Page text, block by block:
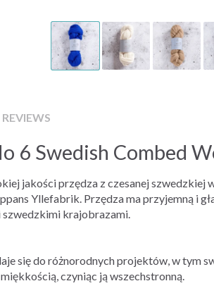
REVIEWS
6 Swedish Combed
jakości przędza z czesanej szwedzkiej
Yllefabrik. Przędza ma przyjemną i
krajobrazami.
się do różnorodnych projektów, w
czyniąc ją wszechstronną.